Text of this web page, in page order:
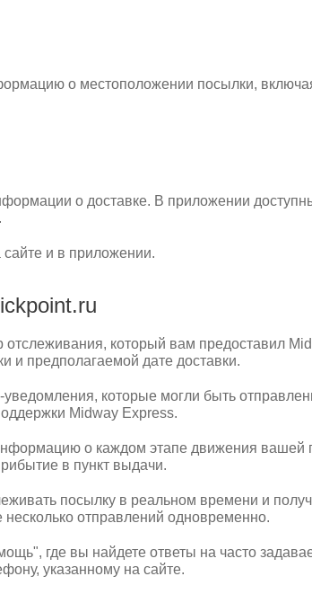
о местоположении посылки,
о доставке. В приложении
и в приложении.
который вам предоставил
предполагаемой дате доставки.
которые могли быть
Midway Express.
о каждом этапе движения вашей
в пункт выдачи.
посылку в реальном времени и
отправлений одновременно.
где вы найдете ответы на часто
указанному на сайте.